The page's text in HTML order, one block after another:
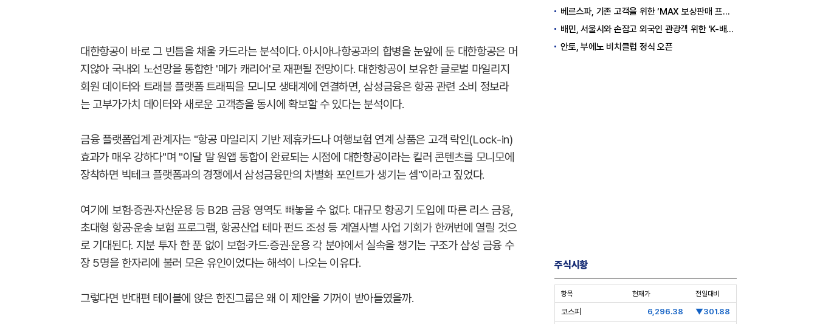
대한항공이 바로 그 빈틈을 채울 카드라는 분석이다. 아시아나항공과의 합병을 눈앞에 둔 대한항공은 머
지않아 국내외 노선망을 통합한 '메가 캐리어'로 재편될 전망이다. 대한항공이 보유한 글로벌 마일리지
회원 데이터와 트래블 플랫폼 트래픽을 모니모 생태계에 연결하면, 삼성금융은 항공 관련 소비 정보라
는 고부가가치 데이터와 새로운 고객층을 동시에 확보할 수 있다는 분석이다.
금융 플랫폼업계 관계자는 "항공 마일리지 기반 제휴카드나 여행보험 연계 상품은 고객 락인(Lock-in)
효과가 매우 강하다"며 "이달 말 원앱 통합이 완료되는 시점에 대한항공이라는 킬러 콘텐츠를 모니모에
장착하면 빅테크 플랫폼과의 경쟁에서 삼성금융만의 차별화 포인트가 생기는 셈"이라고 짚었다.
여기에 보험·증권·자산운용 등 B2B 금융 영역도 빼놓을 수 없다. 대규모 항공기 도입에 따른 리스 금융,
초대형 항공·운송 보험 프로그램, 항공산업 테마 펀드 조성 등 계열사별 사업 기회가 한꺼번에 열릴 것으
로 기대된다. 지분 투자 한 푼 없이 보험·카드·증권·운용 각 분야에서 실속을 챙기는 구조가 삼성 금융 수
장 5명을 한자리에 불러 모은 유인이었다는 해석이 나오는 이유다.
그렇다면 반대편 테이블에 앉은 한진그룹은 왜 이 제안을 기꺼이 받아들였을까.
베르스파, 기존 고객을 위한 ‘MAX 보상판매 프로모션’ 진행
배민, 서울시와 손잡고 외국인 관광객 위한 'K-배달' 문화 개척
안토, 부에노 비치클럽 정식 오픈
주식시황
항목 현재가 전일대비
코스피 6,296.38 ▼301.88